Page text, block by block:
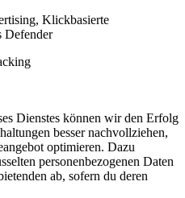
Klickbasierte
Defender
Dienstes können wir den Erfolg
besser nachvollziehen,
optimieren. Dazu
personenbezogenen Daten
ab, sofern du deren